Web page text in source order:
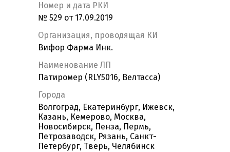
Номер и дата РКИ
№ 529 от 17.09.2019
Организация, проводящая КИ
Вифор Фарма Инк.
Наименование ЛП
Патиромер (RLY5016, Велтасса)
Города
Волгоград, Екатеринбург, Ижевск,
Казань, Кемерово, Москва,
Новосибирск, Пенза, Пермь,
Петрозаводск, Рязань, Санкт-
Петербург, Тверь, Челябинск